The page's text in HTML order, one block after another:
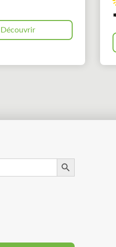
Découvrir
Search Button